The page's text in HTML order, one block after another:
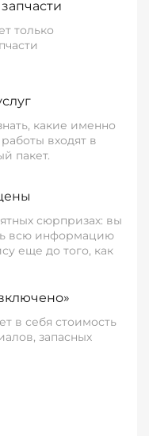
только
какие именно
входят в
пакет.
сюрпризах: вы
всю информацию
еще до того, как
в себя стоимость
запасных